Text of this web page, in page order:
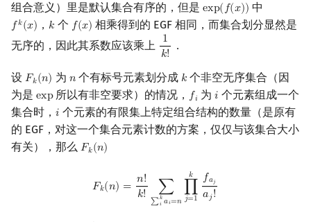
组合意义）里是默认集合有序的，但是 exp(𝑓(𝑥))
exp(f(x)) 中
𝑓𝑘(𝑥)
fk(x) ， 𝑘
k 个 𝑓(𝑥)
f(x) 相乘得到的 EGF 相同，而集合划分显然是
无序的，因此其系数应该乘上 1
𝑘!
1k! ．
设 𝐹𝑘(𝑛)
Fk(n) 为 𝑛
n 个有标号元素划分成 𝑘
k 个非空无序集合（因
为是 exp
exp所以有非空要求）的情况， 𝑓𝑖
f 为𝑖
i 个元素组成一个
集合时， 𝑖
i 个元素的有限集上特定组合结构的数量（是原有
的 EGF，对这一个集合元素计数的方案，仅仅与该集合大小
有关），那么 𝐹𝑘(𝑛)
Fk(n)
𝐹𝑘(𝑛) = 𝑛!
𝑘! ∑
∑𝑘
𝑖 𝑎𝑖=𝑛
𝑘
∏
𝑗=1
𝑓𝑎𝑗
𝑎𝑗!
∑∑i ai=n =1k aj